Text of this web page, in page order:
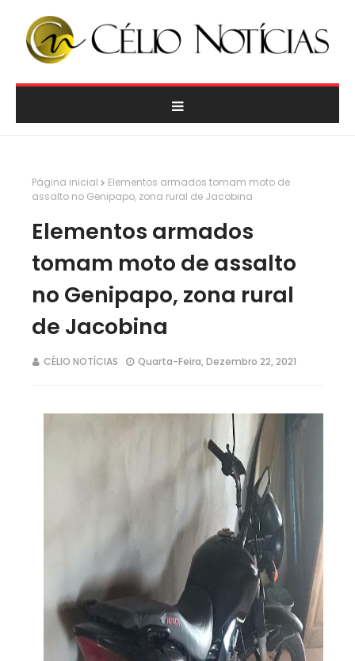
Página inicial
Elementos armados tomam moto de
assalto no Genipapo, zona rural de Jacobina
Elementos armados
tomam moto de assalto
no Genipapo, zona rural
de Jacobina
CÉLIO NOTÍCIAS Quarta-Feira, Dezembro 22, 2021